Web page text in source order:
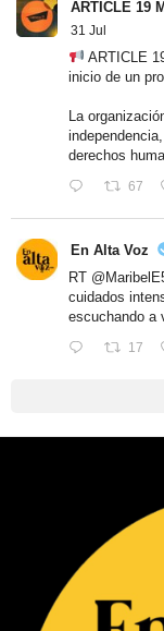
ARTICLE 19
31 Jul
ARTICLE
inicio de un
La
derechos
67
En Alta Voz
RT
cuidados
escuchando a
17